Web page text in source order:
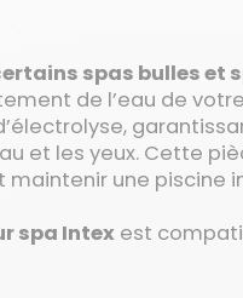
spas bulles et
de l’eau de
et les yeux. Cette
une piscine
spa Intex est